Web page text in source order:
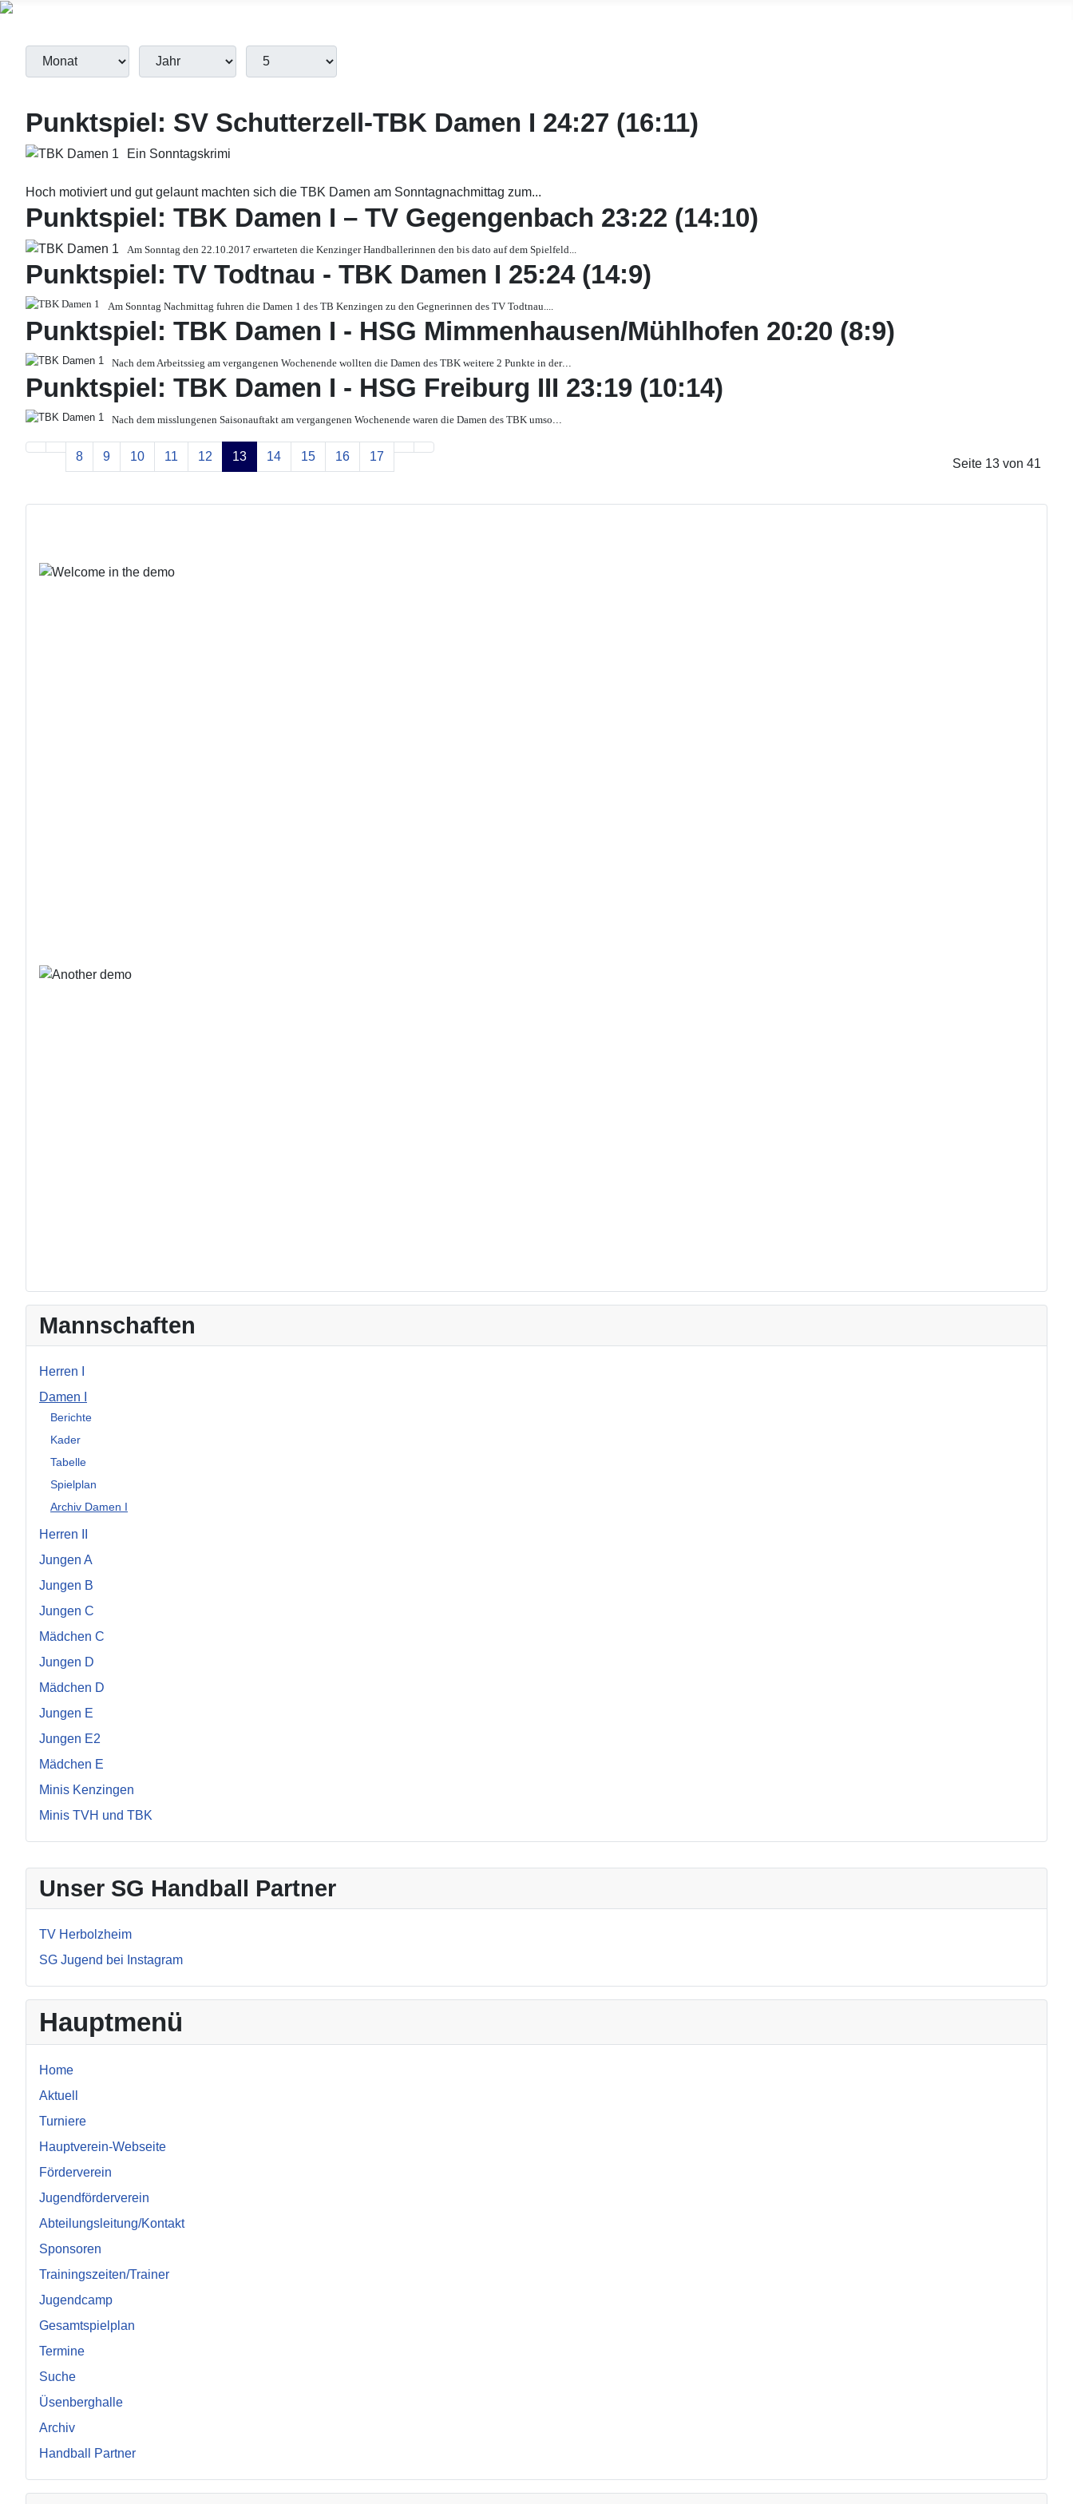
Unser SG Handball Partner
TV Herbolzheim
SG Jugend bei Instagram
Hauptmenü
Home
Aktuell
Turniere
Hauptverein-Webseite
Förderverein
Jugendförderverein
Abteilungsleitung/Kontakt
Sponsoren
Trainingszeiten/Trainer
Jugendcamp
Gesamtspielplan
Termine
Suche
Üsenberghalle
Archiv
Handball Partner
Filter
Monat Jahr Anzeige #
Punktspiel: SV Schutterzell-TBK Damen I 24:27 (16:11)
Ein Sonntagskrimi
Hoch motiviert und gut gelaunt machten sich die TBK Damen am Sonntagnachmittag zum...
Punktspiel: TBK Damen I – TV Gegengenbach 23:22 (14:10)
Am Sonntag den 22.10.2017 erwarteten die Kenzinger Handballerinnen den bis dato auf dem Spielfeld...
Punktspiel: TV Todtnau - TBK Damen I 25:24 (14:9)
Am Sonntag Nachmittag fuhren die Damen 1 des TB Kenzingen zu den Gegnerinnen des TV Todtnau.
Punktspiel: TBK Damen I - HSG Mimmenhausen/Mühlhofen 20:20 (8:9)
Nach dem Arbeitssieg am vergangenen Wochenende wollten die Damen des TBK weitere 2 Punkte in der...
Punktspiel: TBK Damen I - HSG Freiburg III 23:19 (10:14)
Nach dem misslungenen Saisonauftakt am vergangenen Wochenende waren die Damen des TBK umso
Seite 13 von 41
8 9 10 11 12 13 14 15 16 17
Mannschaften
Herren I
Damen I
Berichte
Kader
Tabelle
Spielplan
Archiv Damen I
Herren II
Jungen A
Jungen B
Jungen C
Mädchen C
Jungen D
Mädchen D
Jungen E
Jungen E2
Mädchen E
Minis Kenzingen
Minis TVH und TBK